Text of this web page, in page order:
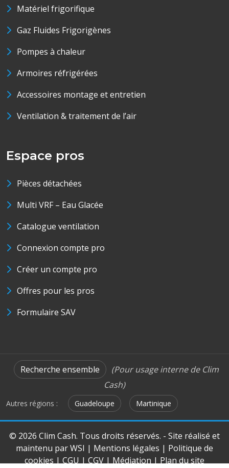
Matériel frigorifique
Gaz Fluides Frigorigènes
Pompes à chaleur
Armoires réfrigérées
Accessoires montage et entretien
Ventilation & traitement de l’air
Espace pros
Pièces détachées
Multi VRF – Eau Glacée
Catalogue ventilation
Connexion compte pro
Créer un compte pro
Offres pour les pros
Formulaire SAV
Recherche ensemble
(Pour usage interne de Clim
Cash)
Autres régions : Guadeloupe Martinique
© 2026 Clim Cash. Tous droits réservés. - Site réalisé et
maintenu parWSI | Mentions légales | Politique de
cookies | CGU | CGV | Médiation | Plan du site